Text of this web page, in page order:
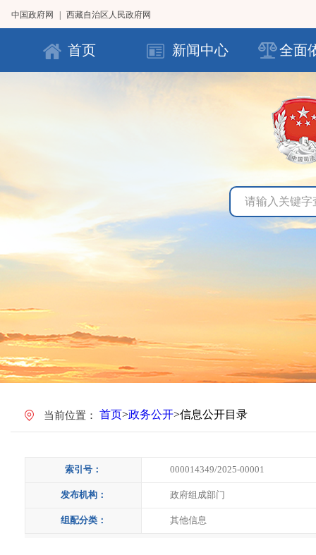
中国政府网 西藏自治区人民政府网
首页 新闻中心 全面
当前位置： 首页>政务公开>信息公开目录
索引号： 000014349/2025-00001
发布机构： 政府组成部门
组配分类： 其他信息